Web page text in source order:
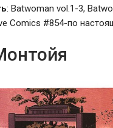
: Batwoman vol.1-3,
Comics #854-по